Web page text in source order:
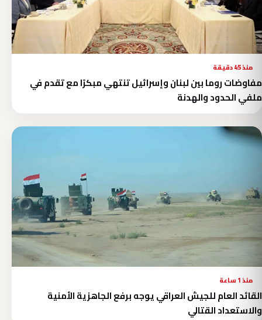
منذ 45 دقيقة
مفاوضات روما بين لبنان وإسرائيل تنتهي مبكرًا مع تقدم في
ملفي الحدود والهدنة
منذ 1 ساعة
القائد العام للجيش العراقي يوجه برفع الجاهزية الأمنية
والاستعداد القتالي